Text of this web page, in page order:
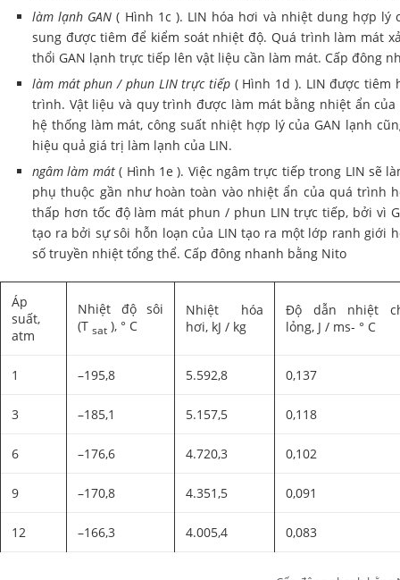
làm lạnh GAN ( Hình 1c ). LIN hóa hơi và nhiệt dung hợp lý
sung được tiêm để kiểm soát nhiệt độ. Quá trình làm mát
thổi GAN lạnh trực tiếp lên vật liệu cần làm mát. Cấp đông
làm mát phun / phun LIN trực tiếp ( Hình 1d ). LIN được tiêm
trình. Vật liệu và quy trình được làm mát bằng nhiệt ẩn
hệ thống làm mát, công suất nhiệt hợp lý của GAN lạnh
hiệu quả giá trị làm lạnh của LIN.
ngâm làm mát( Hình 1e ). Việc ngâm trực tiếp trong LIN sẽ
phụ thuộc gần như hoàn toàn vào nhiệt ẩn của quá trình
thấp hơn tốc độ làm mát phun / phun LIN trực tiếp, bởi vì
tạo ra bởi sự sôi hỗn loạn của LIN tạo ra một lớp ranh giới
số truyền nhiệt tổng thể. Cấp đông nhanh bằng Nito
Áp
suất,
atm
Nhiệt độ sôi
(T sat ), ° C
Nhiệt hóa
hơi, kJ / kg
Độ dẫn nhiệt
lỏng, J / ms- ° C
1 –195,8 5.592,8 0,137
3 –185,1 5.157,5 0,118
6 –176,6 4.720,3 0,102
9 –170,8 4.351,5 0,091
12 –166,3 4.005,4 0,083